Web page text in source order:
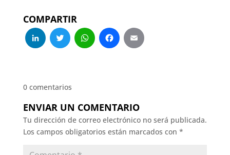
COMPARTIR
LinkedIn
Twitter
WhatsApp
Facebook
0 comentarios
ENVIAR UN COMENTARIO
Tu dirección de correo electrónico no será publicada.
Los campos obligatorios están marcados con *